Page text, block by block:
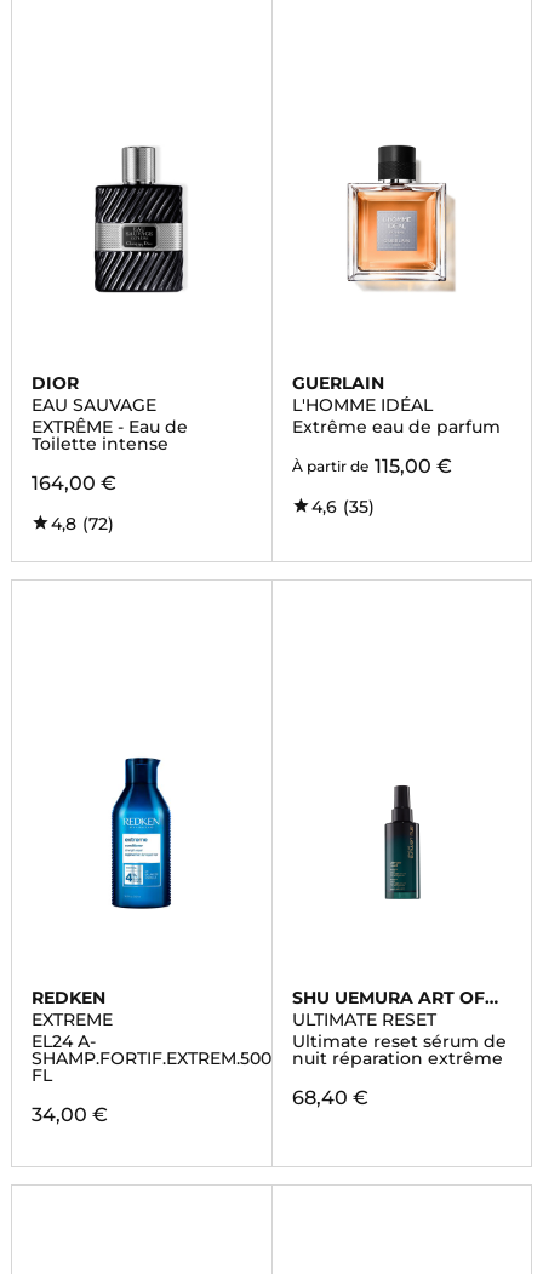
DIOR
EAU SAUVAGE
EXTRÊME - Eau de
Toilette intense
164,00 €
4,8 (72)
GUERLAIN
L'HOMME IDÉAL
Extrême eau de parfum
À partir de 115,00 €
4,6 (35)
REDKEN
EXTREME
EL24 A-
SHAMP.FORTIF.EXTREM.500ML
FL
34,00 €
SHU UEMURA ART OF
HAIR
ULTIMATE RESET
Ultimate reset sérum de
nuit réparation extrême
68,40 €